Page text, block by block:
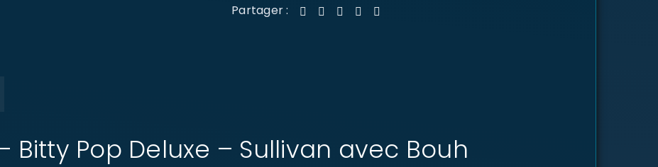
Partager :
– Bitty Pop Deluxe – Sullivan avec Bouh